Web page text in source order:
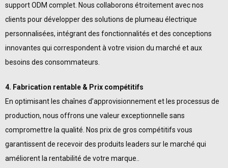
support ODM complet. Nous collaborons étroitement avec nos
clients pour développer des solutions de plumeau électrique
personnalisées, intégrant des fonctionnalités et des conceptions
innovantes qui correspondent à votre vision du marché et aux
besoins des consommateurs.
4. Fabrication rentable & Prix ​​compétitifs
En optimisant les chaînes d’approvisionnement et les processus de
production, nous offrons une valeur exceptionnelle sans
compromettre la qualité. Nos prix de gros compétitifs vous
garantissent de recevoir des produits leaders sur le marché qui
améliorent la rentabilité de votre marque..